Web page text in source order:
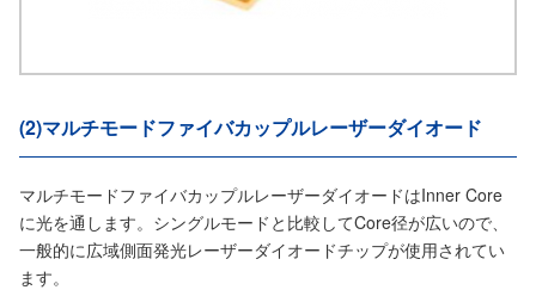
(2)マルチモードファイバカップルレーザーダイオード
マルチモードファイバカップルレーザーダイオードはInner Core
に光を通します。シングルモードと比較してCore径が広いので、
一般的に広域側面発光レーザーダイオードチップが使用されてい
ます。